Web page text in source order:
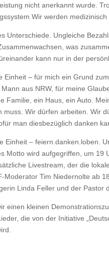
nicht anerkannt wurde.
Wir werden
Unterschiede. Ungleiche
was
kann nur in der
Einheit – für mich ein Grund
aus NRW, für meine
Familie, ein Haus, ein Auto.
muss. Wir dürfen arbeiten. Wir
man diesbezüglich danken
Einheit – feiern.danken.loben.
Motto wird aufgegriffen, um 19
Livestream, der die
Moderator Tim Niedernolte ab
Linda Feller und der Pastor
einen kleinen
die von der Initiative